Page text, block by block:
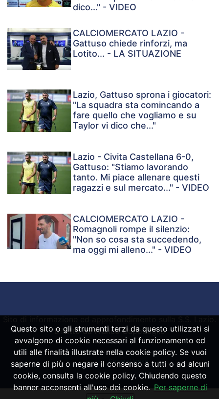
dico..." - VIDEO
CALCIOMERCATO LAZIO -
Gattuso chiede rinforzi, ma
Lotito... - LA SITUAZIONE
Lazio, Gattuso sprona i giocatori:
"La squadra sta comincando a
fare quello che vogliamo e su
Taylor vi dico che..."
Lazio - Civita Castellana 6-0,
Gattuso: "Stiamo lavorando
tanto. Mi piace allenare questi
ragazzi e sul mercato..." - VIDEO
CALCIOMERCATO LAZIO -
Romagnoli rompe il silenzio:
"Non so cosa sta succedendo,
ma oggi mi alleno..." - VIDEO
Diretto da Franco Capodaglio
Powered bySpheraHouse
Questo sito o gli strumenti terzi da questo utilizzati si
avvalgono di cookie necessari al funzionamento ed
utili alle finalità illustrate nella cookie policy. Se vuoi
saperne di più o negare il consenso a tutti o ad alcuni
cookie, consulta la cookie policy. Chiudendo questo
banner acconsenti all'uso dei cookie. Per saperne di